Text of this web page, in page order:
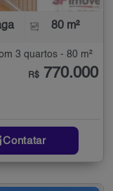
80 m²
3 quartos - 80 m²
R$ 770.000
Contatar